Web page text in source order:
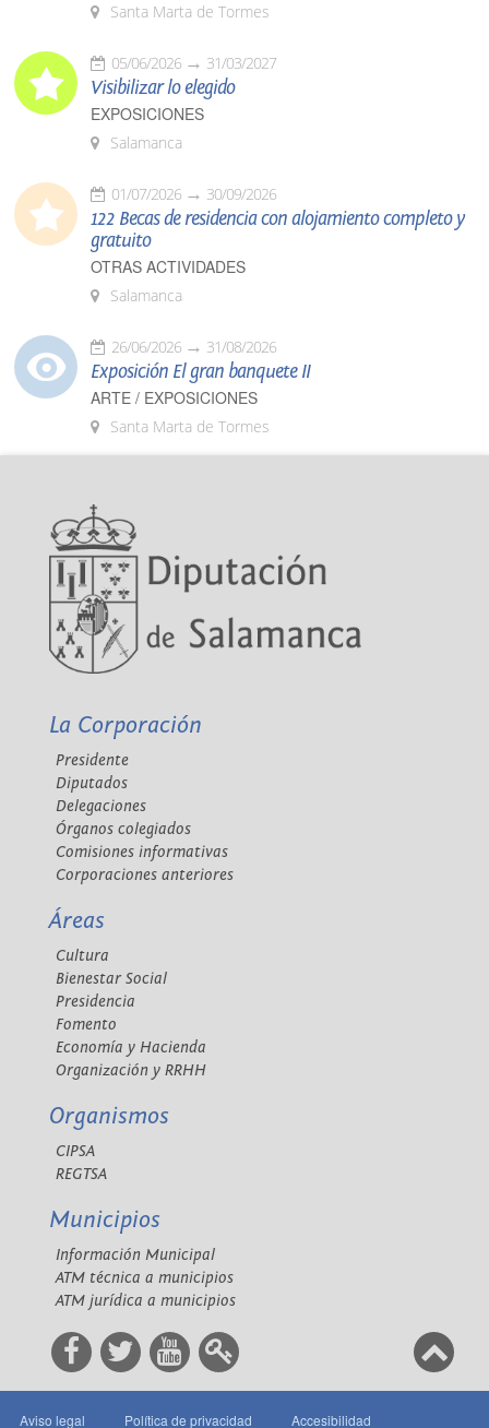
Santa Marta de Tormes
05/06/2026 31/03/2027
Visibilizar lo elegido
EXPOSICIONES
Salamanca
01/07/2026 30/09/2026
122 Becas de residencia con alojamiento completo y
gratuito
OTRAS ACTIVIDADES
Salamanca
26/06/2026 31/08/2026
Exposición El gran banquete II
ARTE / EXPOSICIONES
Santa Marta de Tormes
La Corporación
Presidente
Diputados
Delegaciones
Órganos colegiados
Comisiones informativas
Corporaciones anteriores
Áreas
Cultura
Bienestar Social
Presidencia
Fomento
Economía y Hacienda
Organización y RRHH
Organismos
CIPSA
REGTSA
Municipios
Información Municipal
ATM técnica a municipios
ATM jurídica a municipios
Aviso legal Política de privacidad Accesibilidad